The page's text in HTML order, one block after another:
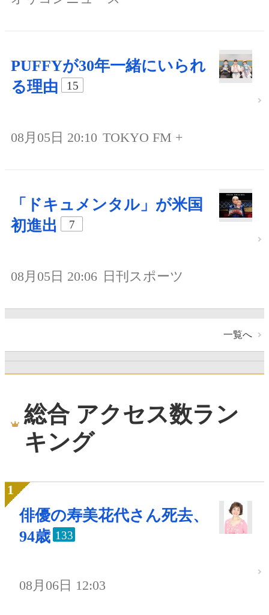
PUFFYが30年一緒にいられ
る理由
15
08月05日 20:10 TOKYO FM +
「ドキュメンタル」が米国
初進出
7
08月05日 20:06 日刊スポーツ
一覧へ
総合 アクセス数ラン
キング
俳優の寿美花代さん死去、
94歳 133
08月06日 12:03